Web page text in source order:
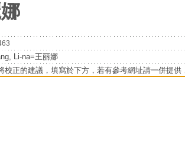
Li-na=王丽娜
校正的建議，填寫於下方，若有參考網址請一併提供